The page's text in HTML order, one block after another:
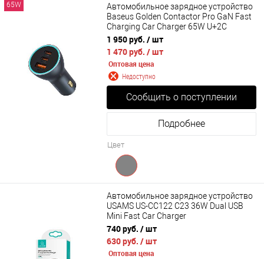
65W
Автомобильное зарядное устройство
Baseus Golden Contactor Pro GaN Fast
Charging Car Charger 65W U+2C
(C00035202841-00)
1 950 руб. / шт
1 470 руб. / шт
Оптовая цена
Недоступно
Сообщить о поступлении
Подробнее
Цвет
Автомобильное зарядное устройство
USAMS US-CC122 C23 36W Dual USB
Mini Fast Car Charger
740 руб. / шт
630 руб. / шт
Оптовая цена